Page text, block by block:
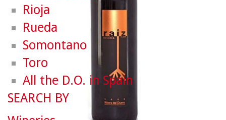
Rioja
Rueda
Somontano
Toro
All the D.O. in Spain
SEARCH BY